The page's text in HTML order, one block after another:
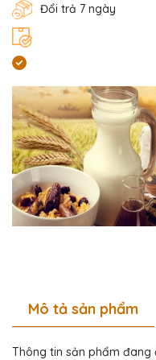
Đổi trả 7 ngày
Mô tả sản phẩm
Thông tin sản phẩm đang